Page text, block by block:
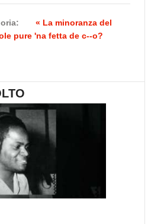
« La minoranza del
pure 'na fetta de c--o?